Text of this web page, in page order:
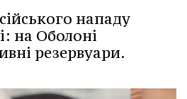
нападу
на Оболоні
резервуари.